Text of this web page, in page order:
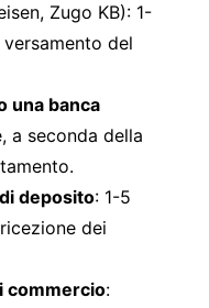
Zugo KB): 1-
del
una banca
a seconda della
deposito: 1-5
dei
commercio: